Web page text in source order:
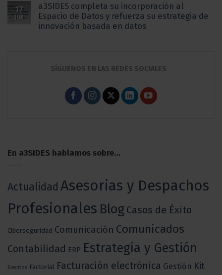
17
Jun
a3SIDES completa su incorporación al
Espacio de Datos y refuerza su estrategia de
innovación basada en datos
SÍGUENOS EN LAS REDES SOCIALES
En a3SIDES hablamos sobre…
Actualidad Asesorias y Despachos
Profesionales Blog Casos de Éxito
Ciberseguridad Comunicación Comunicados
Contabilidad ERP Estrategía y Gestión
Eventos Factorial Facturación electrónica Gestión Kit